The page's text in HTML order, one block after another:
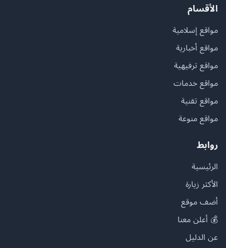
الأقسام
مواقع إسلامية
مواقع أخبارية
مواقع ترفيهية
مواقع خدمات
مواقع تقنية
مواقع منوعة
روابط
الرئيسية
الأكثر زيارة
أضف موقع
💰 أعلن معنا
عن الدليل